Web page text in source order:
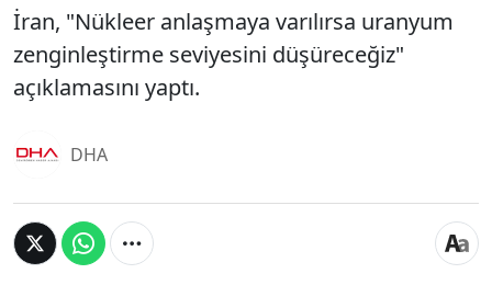
İran, "Nükleer anlaşmaya varılırsa uranyum
zenginleştirme seviyesini düşüreceğiz"
açıklamasını yaptı.
DHA